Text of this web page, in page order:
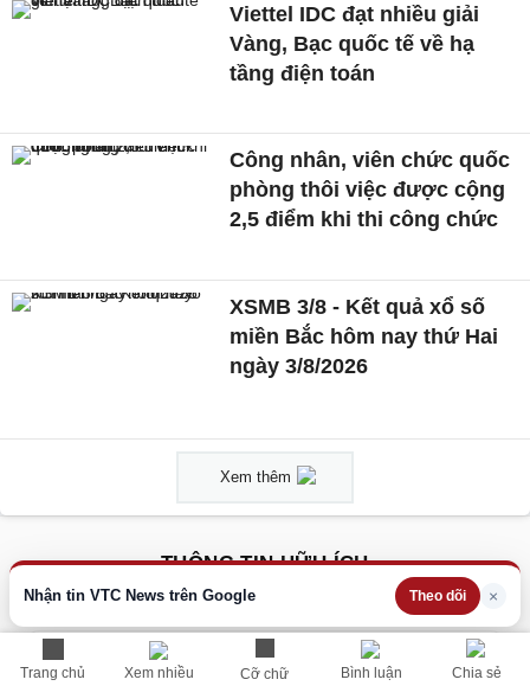
Trang chủ Xem nhiều Cỡ chữ Bình luận Chia sẻ
Nhận tin VTC News trên Google Theo dõi ×
Viettel IDC đạt nhiều giải
Vàng, Bạc quốc tế về hạ
tầng điện toán
Công nhân, viên chức quốc
phòng thôi việc được cộng
2,5 điểm khi thi công chức
XSMB 3/8 - Kết quả xổ số
miền Bắc hôm nay thứ Hai
ngày 3/8/2026
Xem thêm
THÔNG TIN HỮU ÍCH
Cập nhật nhanh các thông tin được quan tâm mỗi ngày